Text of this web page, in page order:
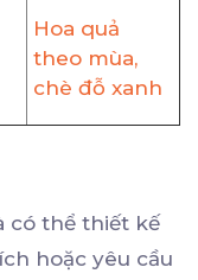
Hoa quả
theo mùa,
chè đỗ xanh
có thể thiết kế
hoặc yêu cầu